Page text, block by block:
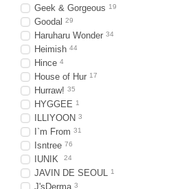
Geek & Gorgeous 19
Goodal 29
Haruharu Wonder 34
Heimish 44
Hince 4
House of Hur 17
Hurraw! 35
HYGGEE 1
ILLIYOON 3
I`m From 31
Isntree 76
IUNIK 24
JAVIN DE SEOUL 1
J'sDerma 3